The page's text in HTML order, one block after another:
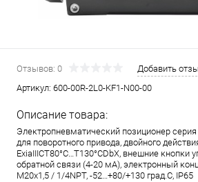
Отзывов: 0
Добавить
Артикул: 600-00R-2L0-KF1-N00-00
Описание товара:
Электропневматический позиционер
для поворотного привода, двойного
ExiaIIICT80°C…T130°CDbX, внешние кнопки
обратной связи (4-20 мА), электронный
M20x1,5 / 1/4NPT, -52…+80/+130 град.С, IP65